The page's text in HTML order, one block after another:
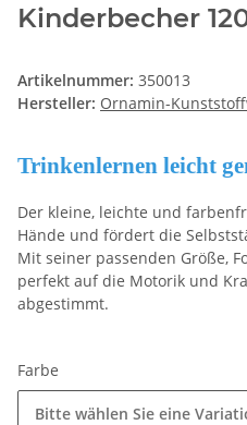
Kinderbecher
Artikelnummer: 350013
Hersteller: Ornamin-
Trinkenlernen leicht
Der kleine, leichte und
Hände und fördert die
Mit seiner passenden Größe,
perfekt auf die Motorik und
abgestimmt.
Farbe
Bitte wählen Sie eine